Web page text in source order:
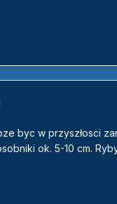
byc w przyszłosci
ok. 5-10 cm.